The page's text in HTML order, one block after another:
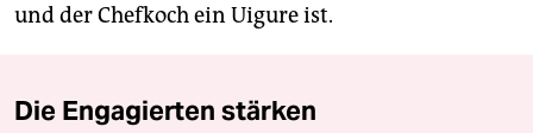
und der Chefkoch ein Uigure ist.
Die Engagierten stärken